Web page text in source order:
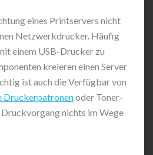
eines Printservers nicht
Netzwerkdrucker. Häufig
einem USB-Drucker zu
kreieren einen Server
ist auch die Verfügbar von
Druckerpatronenoder Toner-
nichts im Wege